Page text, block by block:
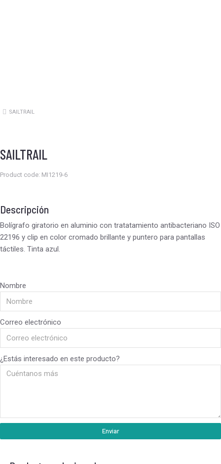
Estás aquí:
SAILTRAIL
SAILTRAIL
Product code: MI1219-6
Descripción
Bolígrafo giratorio en aluminio con tratatamiento antibacteriano ISO
22196 y clip en color cromado brillante y puntero para pantallas
táctiles. Tinta azul.
Nombre
Correo electrónico
¿Estás interesado en este producto?
Enviar